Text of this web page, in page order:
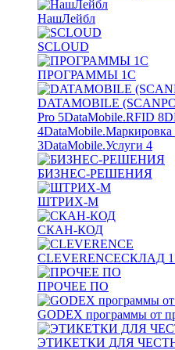
НашЛейбл
SCLOUD
ПРОГРАММЫ 1С
DATAMOBILE
Pro 5DataMobile.RFID 8
4DataMobile.Маркировка
3DataMobile.Услуги 4
БИЗНЕС-РЕШЕНИЯ
ШТРИХ-М
СКАН-КОД
CLEVERENCEСКЛАД
ПРОЧЕЕ ПО
GODEX программы от
ЭТИКЕТКИ ДЛЯ